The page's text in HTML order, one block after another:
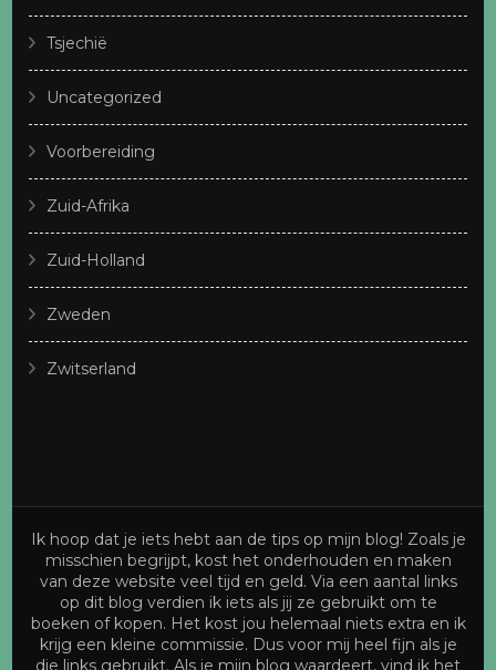
Tsjechië
Uncategorized
Voorbereiding
Zuid-Afrika
Zuid-Holland
Zweden
Zwitserland
Ik hoop dat je iets hebt aan de tips op mijn blog! Zoals je
misschien begrijpt, kost het onderhouden en maken
van deze website veel tijd en geld. Via een aantal links
op dit blog verdien ik iets als jij ze gebruikt om te
boeken of kopen. Het kost jou helemaal niets extra en ik
krijg een kleine commissie. Dus voor mij heel fijn als je
die links gebruikt. Als je mijn blog waardeert, vind ik het